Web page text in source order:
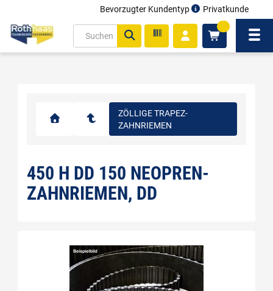
Bevorzugter Kundentyp Privatkunde
ZÖLLIGE TRAPEZ-
ZAHNRIEMEN
450 H DD 150 NEOPREN-
ZAHNRIEMEN, DD